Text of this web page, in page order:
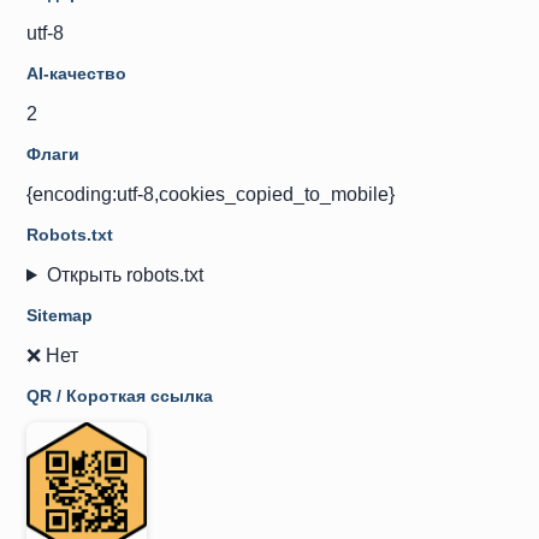
utf-8
AI-качество
2
Флаги
{encoding:utf-8,cookies_copied_to_mobile}
Robots.txt
Открыть robots.txt
Sitemap
❌ Нет
QR / Короткая ссылка